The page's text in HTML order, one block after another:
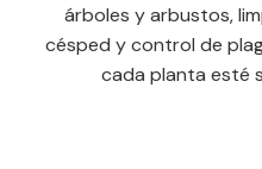
árboles y arbustos,
césped y control de
cada planta esté